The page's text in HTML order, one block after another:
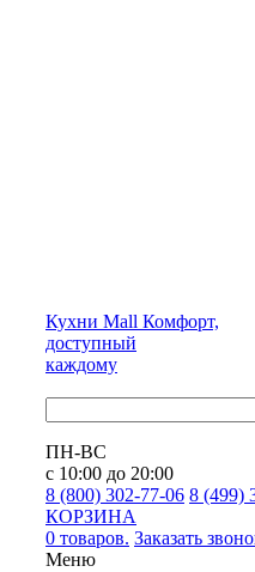
Кухни Mall Комфорт,
доступный
каждому
ПН-ВС
с 10:00 до 20:00
8 (800) 302-77-06 8 (499)
КОРЗИНА
0 товаров. Заказать
Меню